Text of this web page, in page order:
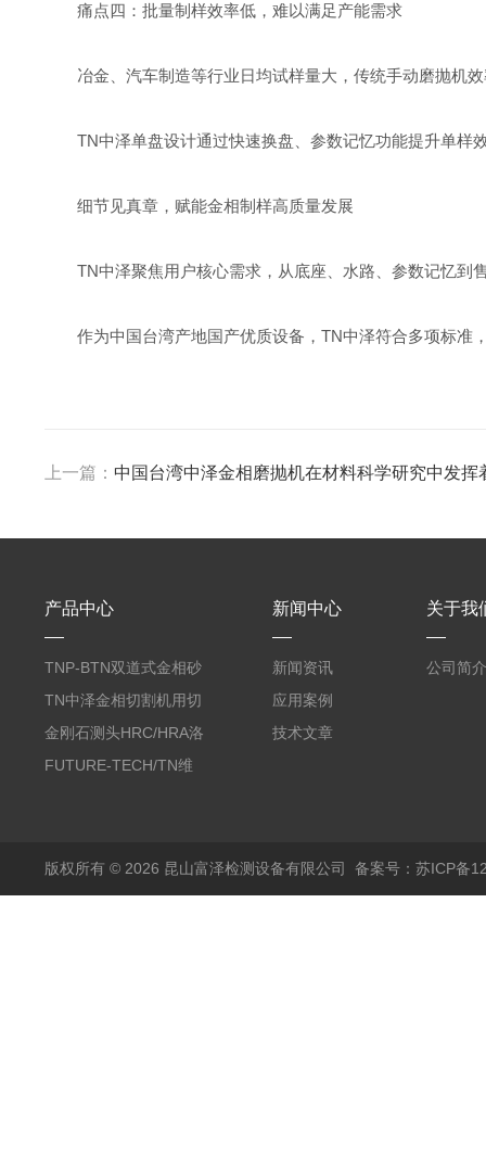
痛点四：批量制样效率低，难以满足产能需求
冶金、汽车制造等行业日均试样量大，传统手动磨抛机
TN中泽单盘设计通过快速换盘、参数记忆功能提升单样
细节见真章，赋能金相制样高质量发展
TN中泽聚焦用户核心需求，从底座、水路、参数记忆到
作为中国台湾产地国产优质设备，TN中泽符合多项标准
上一篇： 中国台湾中泽金相磨抛机在材料科学研究中发挥
产品中心
TNP-BTN双道式金相砂
带机/金相研磨机
TN中泽金相切割机用切
削油/金相冷却液
金刚石测头HRC/HRA洛
氏硬度计专用
FUTURE-TECH/TN维
新闻中心
新闻资讯
应用案例
技术文章
关于我
公司简介
版权所有 © 2026 昆山富泽检测设备有限公司 备案号：苏ICP备